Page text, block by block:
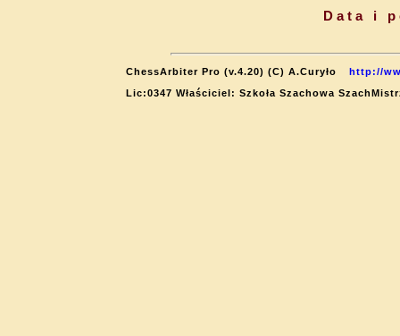
Data i
ChessArbiter Pro (v.4.20) (C) A.Curyło
http://
Lic:0347 Właściciel: Szkoła Szachowa